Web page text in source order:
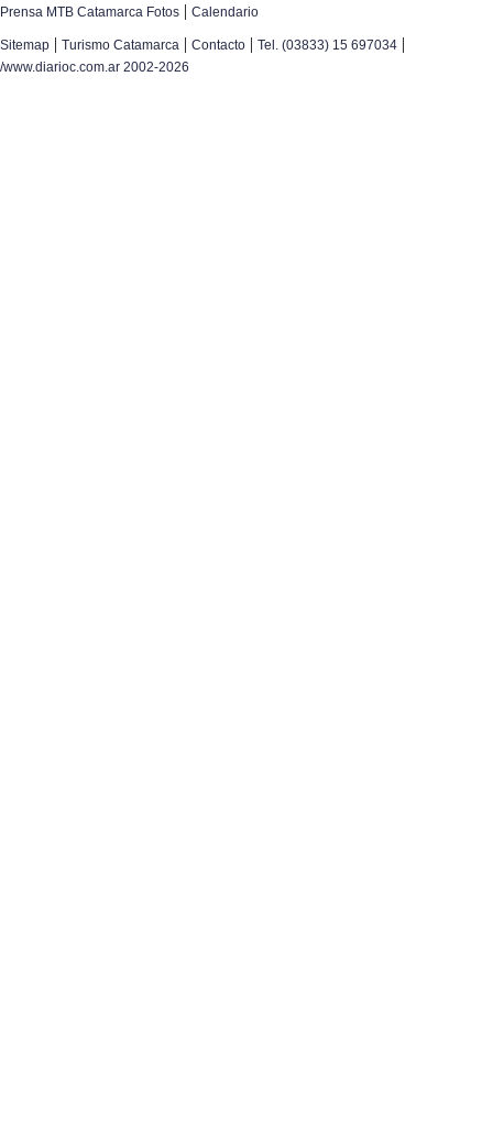
Prensa MTB Catamarca Fotos | Calendario
Sitemap | Turismo Catamarca | Contacto | Tel. (03833) 15 697034 |
/www.diarioc.com.ar 2002-2026